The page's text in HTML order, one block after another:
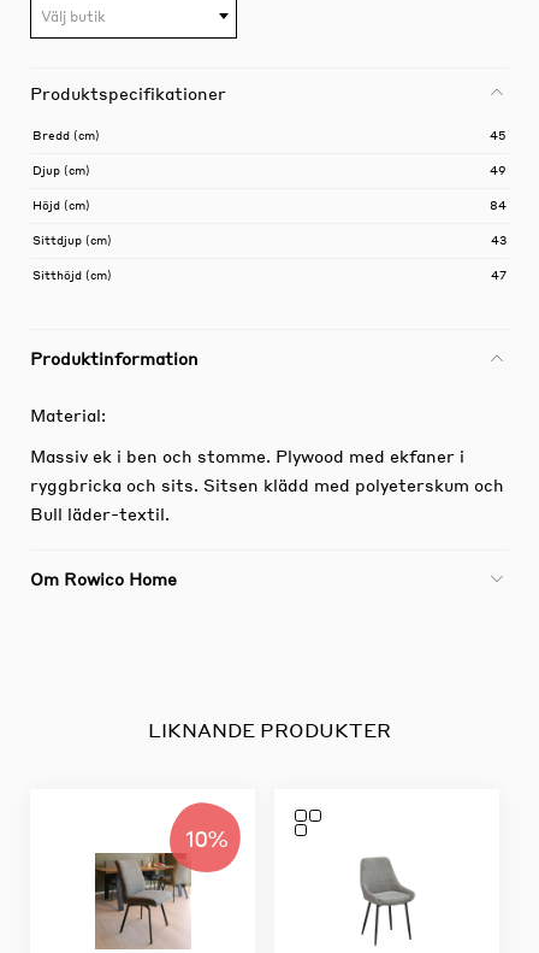
Välj butik
Produktspecifikationer
Bredd (cm) 45
Djup (cm) 49
Höjd (cm) 84
Sittdjup (cm) 43
Sitthöjd (cm) 47
Produktinformation
Material:
Massiv ek i ben och stomme. Plywood med ekfaner i
ryggbricka och sits. Sitsen klädd med polyeterskum och
Bull läder-textil.
Om Rowico Home
LIKNANDE PRODUKTER
10%